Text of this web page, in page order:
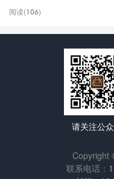
阅读(106)
请关注公
Copyright
联系电话：